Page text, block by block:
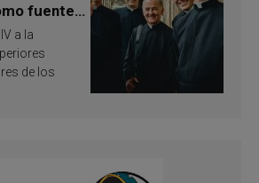
fuente
a la
de los